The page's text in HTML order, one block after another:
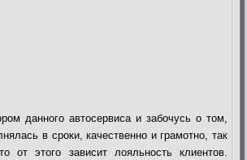
данного автосервиса и забочусь о том,
в сроки, качественно и грамотно, так
от этого зависит лояльность клиентов.